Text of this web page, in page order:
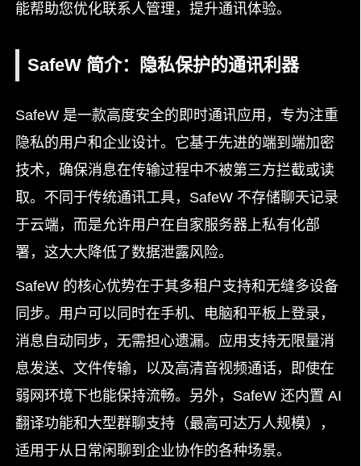
能帮助您优化联系人管理，提升通讯体验。
SafeW 简介：隐私保护的通讯利器
SafeW 是一款高度安全的即时通讯应用，专为注重
隐私的用户和企业设计。它基于先进的端到端加密
技术，确保消息在传输过程中不被第三方拦截或读
取。不同于传统通讯工具，SafeW 不存储聊天记录
于云端，而是允许用户在自家服务器上私有化部
署，这大大降低了数据泄露风险。
SafeW 的核心优势在于其多租户支持和无缝多设备
同步。用户可以同时在手机、电脑和平板上登录，
消息自动同步，无需担心遗漏。应用支持无限量消
息发送、文件传输，以及高清音视频通话，即使在
弱网环境下也能保持流畅。另外，SafeW 还内置 AI
翻译功能和大型群聊支持（最高可达万人规模），
适用于从日常闲聊到企业协作的各种场景。